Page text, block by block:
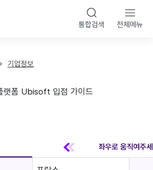
통합검색 전체메뉴
기업정보
랫폼 Ubisoft 입점 가이드